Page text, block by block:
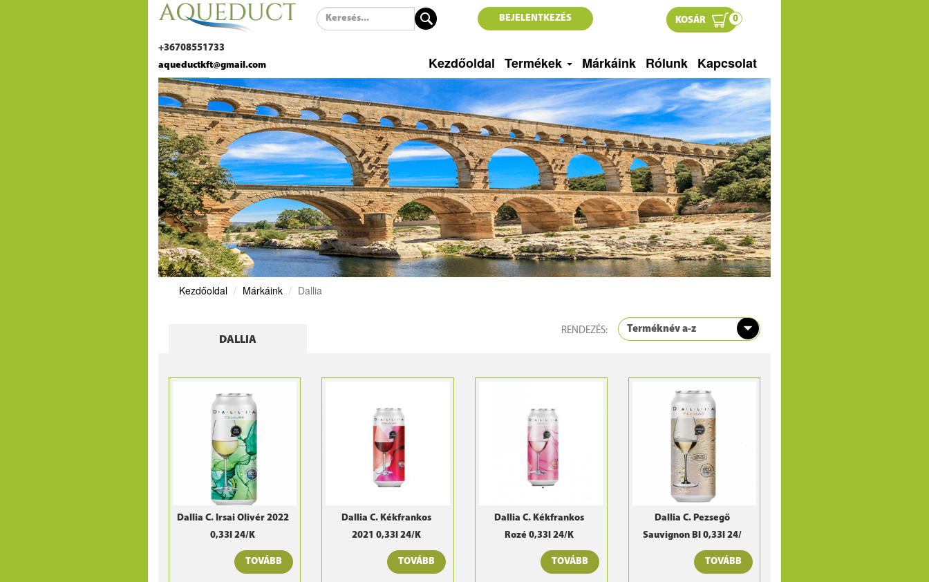
BEJELENTKEZÉS KOSÁR 0
+36708551733
aqueductkft@gmail.com
Kezdőoldal Termékek Márkáink Rólunk Kapcsolat
Kezdőoldal Márkáink Dallia
DALLIA
RENDEZÉS:
Dallia C. Irsai Olivér 2022
0,33l 24/K
TOVÁBB
Dallia C. Kékfrankos
2021 0,33l 24/K
TOVÁBB
Dallia C. Kékfrankos
Rozé 0,33l 24/K
TOVÁBB
Dallia C. Pezsegő
Sauvignon Bl 0,33l 24/
TOVÁBB